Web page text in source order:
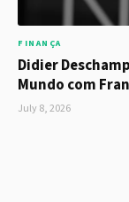
FINANÇA
Didier
Mundo com
July 8, 2026